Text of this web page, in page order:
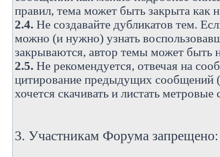
правил, тема может быть закрыта как
2.4. Не создавайте дубликатов тем.
можно (и нужно) узнать
закрываются, автор темы может быть
2.5. Не рекомендуется, отвечая на
цитирование предыдущих сообщений
хочется скачивать и листать
3. Участникам Форума запрещено: